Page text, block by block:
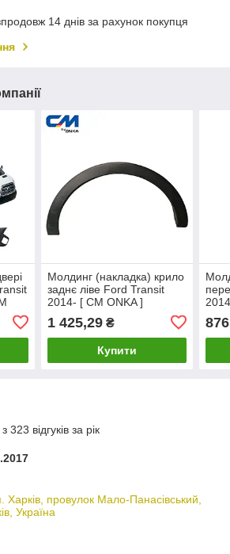
14 днів за рахунок покупця
Молдинг (накладка) крило
заднє ліве Ford Transit
2014- [ CM ONKA ]
1 425,29₴
Купити
відгуків за рік
Харків, провулок Мало-Панасівський,
Україна